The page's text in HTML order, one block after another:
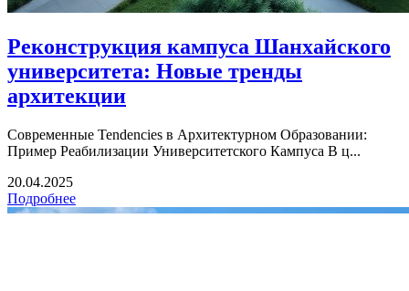
Реконструкция кампуса Шанхайского
университета: Новые тренды
архитекции
Современные Tendencies в Архитектурном Образовании:
Пример Реабилизации Университетского Кампуса В ц...
20.04.2025
Подробнее